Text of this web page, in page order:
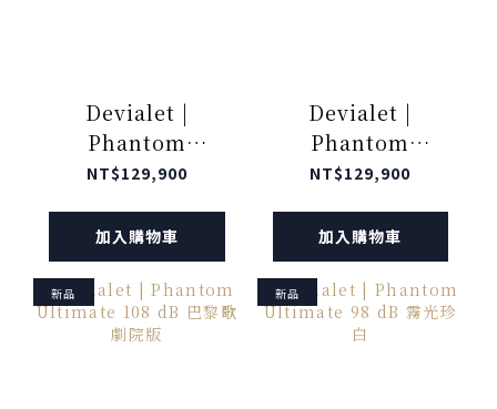
Devialet |
Phantom
Ultimate 108 dB
NT$129,900
加入購物車
Devialet |
Phantom
Ultimate 108 dB
NT$129,900
加入購物車
新品 新品